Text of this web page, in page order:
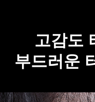
고감도
부드러운